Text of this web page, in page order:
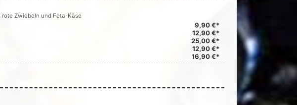
rote Zwiebeln und Feta-Käse
9,90 €*
12,90 €*
25,00 €*
12,90 €*
16,90 €*